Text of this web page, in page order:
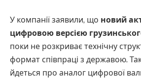
У компанії заявили, що новий
цифровою версією
поки не розкриває технічну
формат співпраці з державою.
йдеться про аналог цифрової